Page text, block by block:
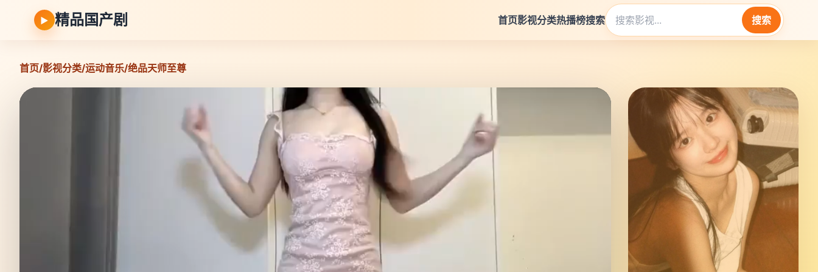
▶ 精品国产剧 首页影视分类热播榜搜索 搜索
首页/影视分类/运动音乐/绝品天师至尊